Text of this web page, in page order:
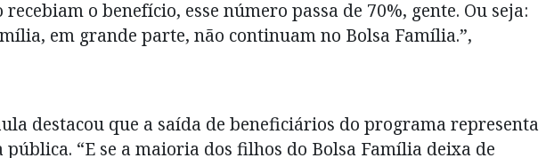
o benefício, esse número passa de 70%, gente. Ou seja:
em grande parte, não continuam no Bolsa Família.”,
destacou que a saída de beneficiários do programa representa
“E se a maioria dos filhos do Bolsa Família deixa de